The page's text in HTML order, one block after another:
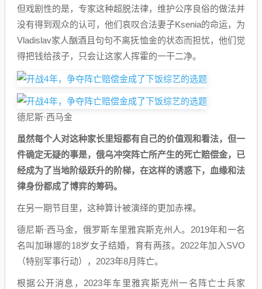
但戏剧性的是，专家这种超脱法律，维护公序良俗的做法并
没有得到观众的认可，他们哀叹合法妻子Ksenia的命运，为
Vladislav家人酗酒且句句不离抚恤金的状态而担忧，他们觉
得把钱给孩子，只会让这家人挥霍的一干二净。
德尼斯·西马金
虽然每个人对这种家长里短都有自己的价值观和看法，但一
件确定无疑的事是，俄乌冲突阵亡所产生的死亡赔偿金，已
经成为了当地阶级跃升的阶梯，在这样的诱惑下，血缘和法
律身份都成了博弈的筹码。
在另一期节目里，这种算计被演绎的更加赤裸。
德尼斯·西马金，俄罗斯车里雅宾斯克州人。2019年和一名
名叫加琳娜的18岁女子结婚，育有两孩。2022年加入SVO
（特别军事行动），2023年8月阵亡。
根据公开消息，2023年车里雅宾斯克州一名阵亡士兵家